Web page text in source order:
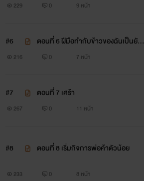
229 0 9 หน้า
#6
ตอนที่ 6 ฝีมือทำกับข้าวของฉันเป็นยังไง
บ้าง
216 0 7 หน้า
#7 ตอนที่ 7 เศร้า
267 0 11 หน้า
#8 ตอนที่ 8 เริ่มกิจการพ่อค้าตัวน้อย
233 0 8 หน้า